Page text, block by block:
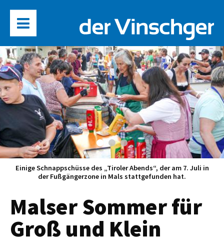
Einige Schnappschüsse des „Tiroler Abends“, der am 7. Juli in
der Fußgängerzone in Mals stattgefunden hat.
Malser Sommer für
Groß und Klein